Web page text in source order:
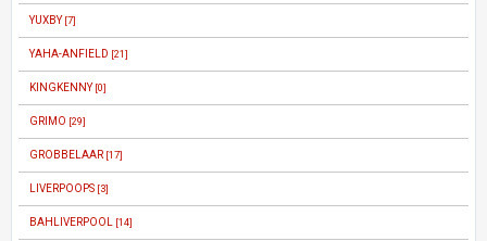
YUXBY [7]
YAHA-ANFIELD [21]
KINGKENNY [0]
GRIMO [29]
GROBBELAAR [17]
LIVERPOOPS [3]
BAHLIVERPOOL [14]